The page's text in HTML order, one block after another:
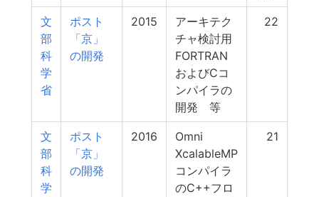
文
部
科
学
省
ポスト
「京」
の開発
2015
アーキテク
チャ検討用
FORTRAN
およびCコ
ンパイラの
開発 等
22
文
部
科
学
ポスト
「京」
の開発
2016
Omni
XcalableMP
コンパイラ
のC++フロ
21